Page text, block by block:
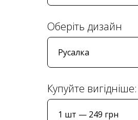
Оберіть дизайн
Купуйте